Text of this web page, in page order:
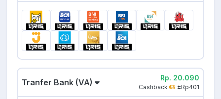
Tranfer Bank (VA) Rp. 20.090
Cashback ±Rp401